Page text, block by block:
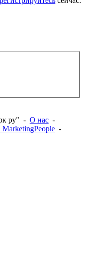
ру" - О нас -
MarketingPeople -